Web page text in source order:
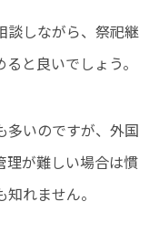
談しながら、祭祀継
と良いでしょう。
多いのですが、外国
理が難しい場合は慣
れません。